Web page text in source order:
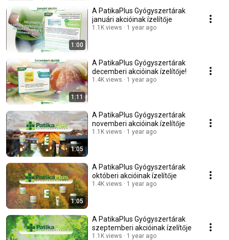
1:00
A PatikaPlus Gyógyszertárak
januári akcióinak ízelítője
1.1K views 1 year ago
1:11
A PatikaPlus Gyógyszertárak
decemberi akcióinak ízelítője!
1.4K views 1 year ago
1:05
A PatikaPlus Gyógyszertárak
novemberi akcióinak ízelítője
1.1K views 1 year ago
1:05
A PatikaPlus Gyógyszertárak
októberi akcióinak ízelítője
1.4K views 1 year ago
A PatikaPlus Gyógyszertárak
szeptemberi akcióinak ízelítője
1.1K views 1 year ago